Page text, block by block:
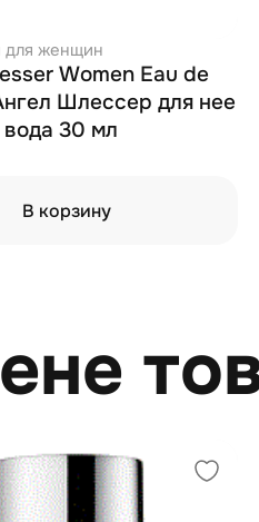
женщин
Women Eau de
Шлессер для нее
вода 30 мл
В корзину